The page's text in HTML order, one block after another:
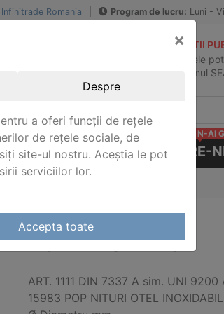
Infinitrade Romania Program de lucru: Luni -
stoc intern sau
ACHIZITII
Produsele
in sistemul
CERE-
N-AI
POP NITURI INOX
ART. 1111 DIN 7337 A sim. UNI 9200
15983 POP NITURI OTEL INOXIDABIL
×
Despre
a oferi funcții de rețele
de rețele sociale, de
site-ul nostru. Aceștia le pot
serviciilor lor.
Accepta toate